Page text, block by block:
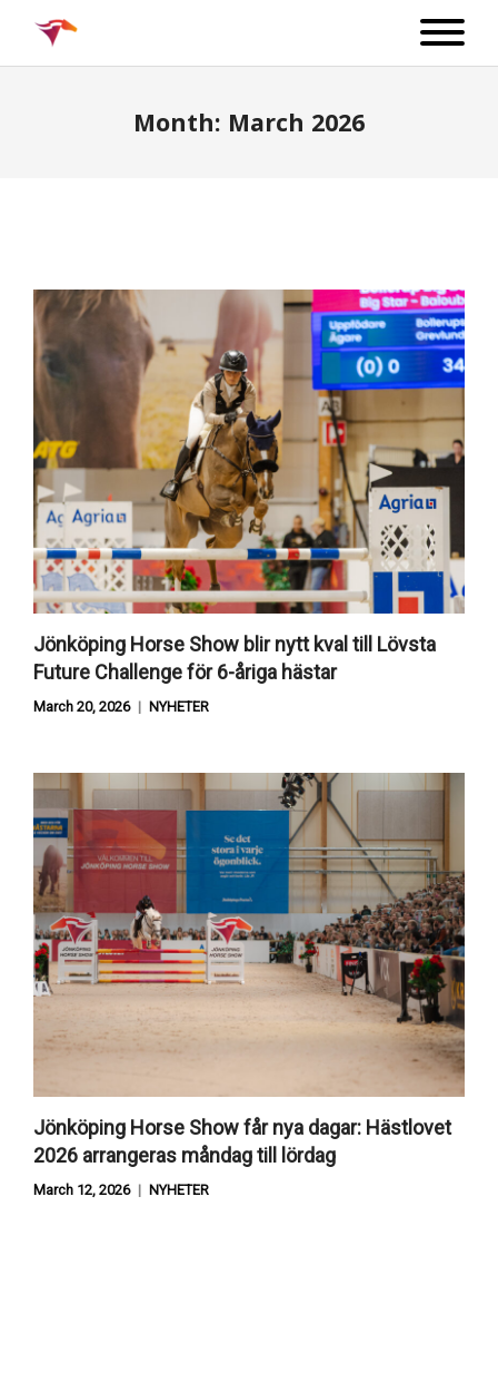
Month: March 2026
Jönköping Horse Show blir nytt kval till Lövsta
Future Challenge för 6-åriga hästar
March 20, 2026 NYHETER
Jönköping Horse Show får nya dagar: Hästlovet
2026 arrangeras måndag till lördag
March 12, 2026 NYHETER